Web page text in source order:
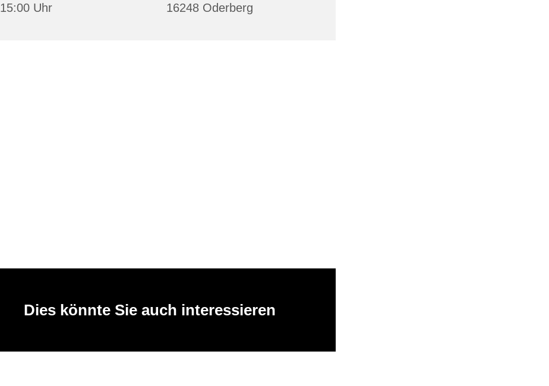
15:00 Uhr
16248 Oderberg
Dies könnte Sie auch interessieren